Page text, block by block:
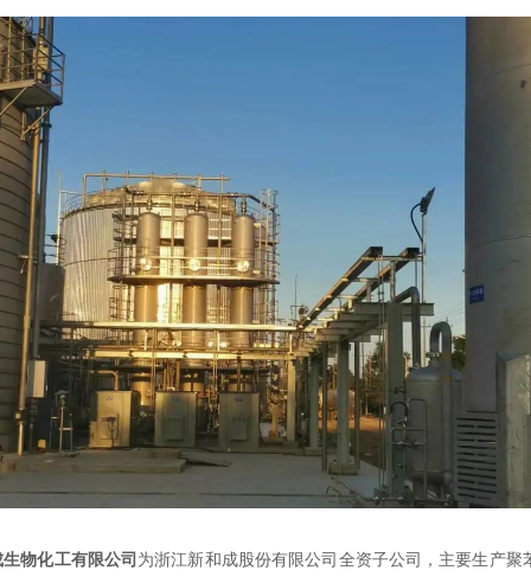
物化工有限公司 为浙江新和成股份有限公司全资子公司，主要生产聚